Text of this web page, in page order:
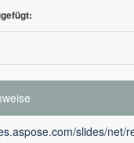
slides/net/